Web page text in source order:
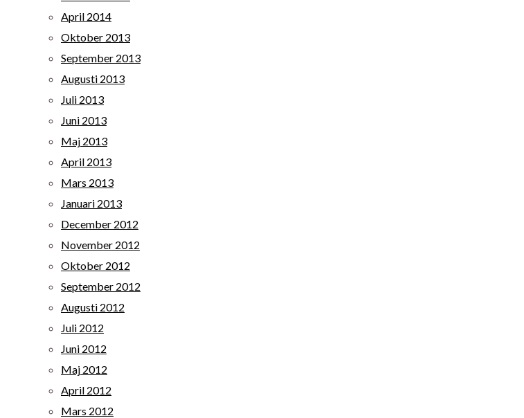
April 2014
Oktober 2013
September 2013
Augusti 2013
Juli 2013
Juni 2013
Maj 2013
April 2013
Mars 2013
Januari 2013
December 2012
November 2012
Oktober 2012
September 2012
Augusti 2012
Juli 2012
Juni 2012
Maj 2012
April 2012
Mars 2012